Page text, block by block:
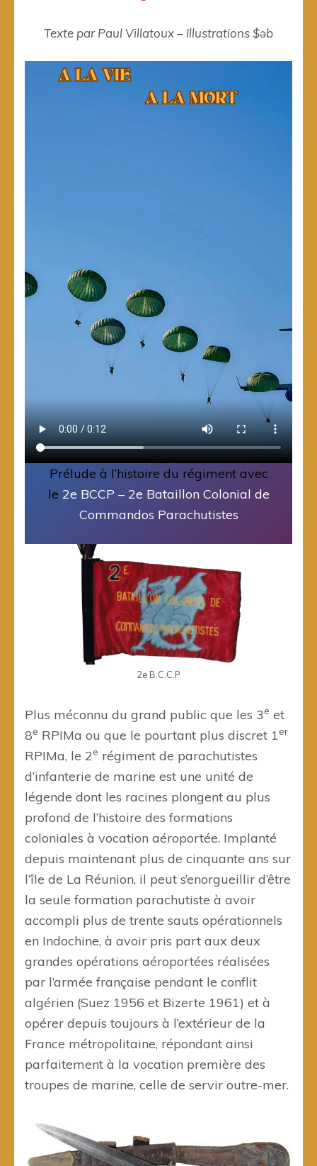
Texte par Paul Villatoux – Illustrations $əb
Prélude à l’histoire du régiment avec
le 2e BCCP – 2e Bataillon Colonial de
Commandos Parachutistes
2e B.C.C.P
Plus méconnu du grand public que les 3e et
8e RPIMa ou que le pourtant plus discret 1er
RPIMa, le 2e régiment de parachutistes
d’infanterie de marine est une unité de
légende dont les racines plongent au plus
profond de l’histoire des formations
coloniales à vocation aéroportée. Implanté
depuis maintenant plus de cinquante ans sur
l’île de La Réunion, il peut s’enorgueillir d’être
la seule formation parachutiste à avoir
accompli plus de trente sauts opérationnels
en Indochine, à avoir pris part aux deux
grandes opérations aéroportées réalisées
par l’armée française pendant le conflit
algérien (Suez 1956 et Bizerte 1961) et à
opérer depuis toujours à l’extérieur de la
France métropolitaine, répondant ainsi
parfaitement à la vocation première des
troupes de marine, celle de servir outre-mer.